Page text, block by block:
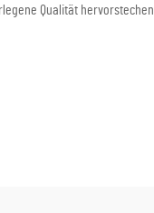
Qualität hervorstechen.